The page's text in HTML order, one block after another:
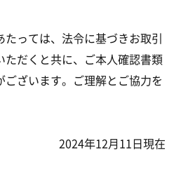
っては、法令に基づきお取引
ただくと共に、ご本人確認書類
ざいます。ご理解とご協力を
2024年12月11日現在